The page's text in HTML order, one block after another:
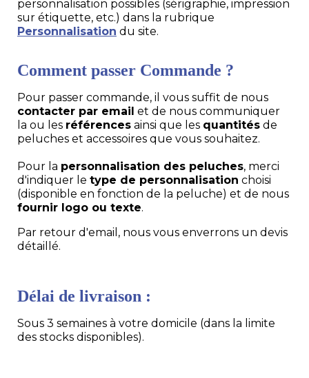
personnalisation possibles (sérigraphie, impression
sur étiquette, etc.) dans la rubrique
Personnalisation du site.
Comment passer Commande ?
Pour passer commande, il vous suffit de nous
contacter par email et de nous communiquer
la ou les références ainsi que les quantités de
peluches et accessoires que vous souhaitez.
Pour la personnalisation des peluches, merci
d'indiquer le type de personnalisation choisi
(disponible en fonction de la peluche) et de nous
fournir logo ou texte.
Par retour d'email, nous vous enverrons un devis
détaillé.
Délai de livraison :
Sous 3 semaines à votre domicile (dans la limite
des stocks disponibles).